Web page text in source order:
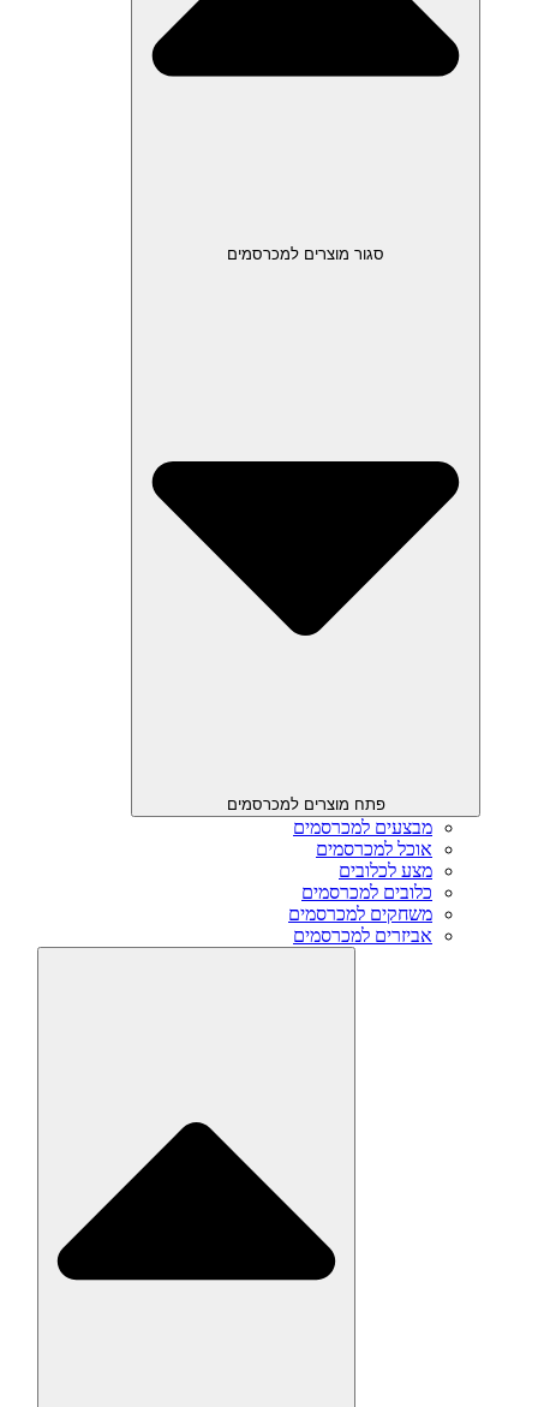
סגור מוצרים למכרסמים
פתח מוצרים למכרסמים
מבצעים למכרסמים
אוכל למכרסמים
מצע לכלובים
כלובים למכרסמים
משחקים למכרסמים
אביזרים למכרסמים